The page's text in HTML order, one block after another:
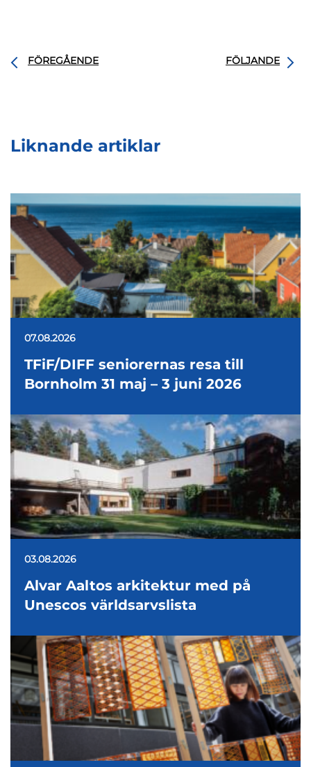
FÖREGÅENDE FÖLJANDE
Liknande artiklar
07.08.2026
TFiF/DIFF seniorernas resa till
Bornholm 31 maj – 3 juni 2026
03.08.2026
Alvar Aaltos arkitektur med på
Unescos världsarvslista